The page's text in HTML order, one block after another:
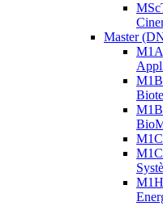
Master